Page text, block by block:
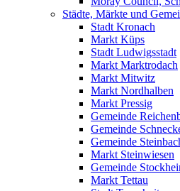
Städte, Märkte und
Stadt Kronach
Markt Küps
Stadt Ludwigsstadt
Markt Marktrodach
Markt Mitwitz
Markt Nordhalben
Markt Pressig
Gemeinde
Gemeinde
Gemeinde
Markt Steinwiesen
Gemeinde
Markt Tettau